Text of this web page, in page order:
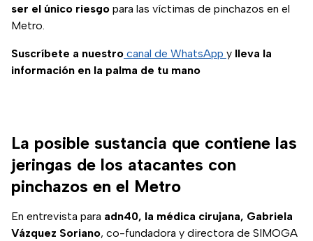
ser el único riesgo para las víctimas de pinchazos en el
Metro.
Suscríbete a nuestro canal de WhatsApp y lleva la
información en la palma de tu mano
La posible sustancia que contiene las
jeringas de los atacantes con
pinchazos en el Metro
En entrevista para adn40, la médica cirujana, Gabriela
Vázquez Soriano, co-fundadora y directora de SIMOGA